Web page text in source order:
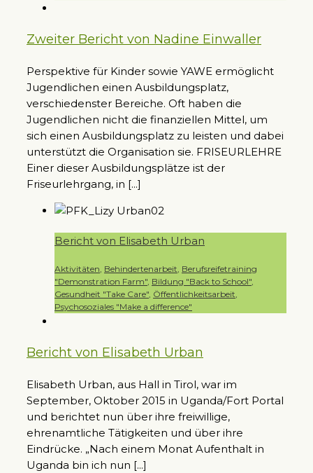
Zweiter Bericht von Nadine Einwaller
Perspektive für Kinder sowie YAWE ermöglicht
Jugendlichen einen Ausbildungsplatz,
verschiedenster Bereiche. Oft haben die
Jugendlichen nicht die finanziellen Mittel, um
sich einen Ausbildungsplatz zu leisten und dabei
unterstützt die Organisation sie. FRISEURLEHRE
Einer dieser Ausbildungsplätze ist der
Friseurlehrgang, in [...]
Bericht von Elisabeth Urban
Aktivitäten Behindertenarbeit Berufsreifetraining
"Demonstration Farm" Bildung "Back to School"
Gesundheit "Take Care" Öffentlichkeitsarbeit
Psychosoziales "Make a difference"
Bericht von Elisabeth Urban
Elisabeth Urban, aus Hall in Tirol, war im
September, Oktober 2015 in Uganda/Fort Portal
und berichtet nun über ihre freiwillige,
ehrenamtliche Tätigkeiten und über ihre
Eindrücke. „Nach einem Monat Aufenthalt in
Uganda bin ich nun [...]